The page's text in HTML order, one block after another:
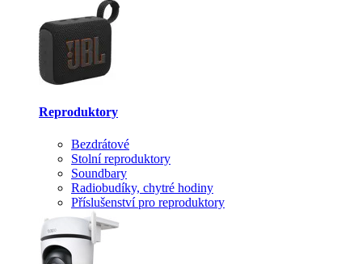
Reproduktory
Bezdrátové
Stolní reproduktory
Soundbary
Radiobudíky, chytré hodiny
Příslušenství pro reproduktory